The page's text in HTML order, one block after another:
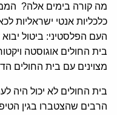
מה קורה בימים אלה?
כלכליות אנטי ישראליות
העם הפלסטיני: ביטול
בית החולים אוגוסטה
מצוינים עם בית החולים
בית החולים לא יכול היה
הרבים שהצטברו בגין